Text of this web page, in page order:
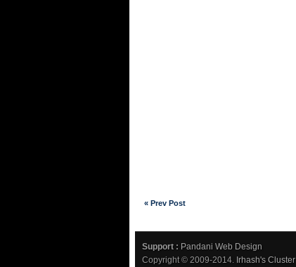
« Prev Post
Support : Pandani Web Design
Copyright © 2009-2014. Irhash's Cluster